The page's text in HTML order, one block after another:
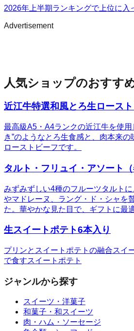
2026年上半期ランキングで上位に入
Advertisement
人気ショップのおすす
近江牛特選和風とろ生ロース
最高級A5・A4ランクの近江牛を使用
き”のようなとろ生食感と、肉本来
ローストビーフです。
タルト・フリュイ・アソート（
みずみずしい4種のフルーツタルト
やマドレーヌ、ラング・ド・シャを
た。華やかな見た目で、ギフトに最
生スイートポテト6本入り
プリンとスイートポテトの融合スイ
で食すスイートポテト
ジャンルから探す
スイーツ・洋菓子
和菓子・和スイーツ
肉・ハム・ソーセージ